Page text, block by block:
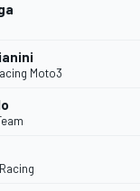
Moto3